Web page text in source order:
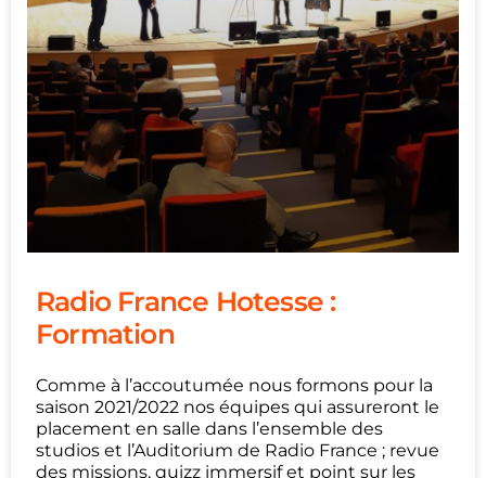
Radio France Hotesse :
Formation
Comme à l’accoutumée nous formons pour la
saison 2021/2022 nos équipes qui assureront le
placement en salle dans l’ensemble des
studios et l’Auditorium de Radio France ; revue
des missions, quizz immersif et point sur les